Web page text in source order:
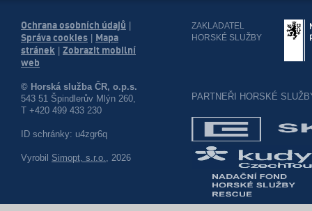
Ochrana osobních údajů
Správa cookies
Mapa
stránek
Zobrazit mobilní
web
© Horská služba ČR, o.p.s.
543 51 Špindlerův Mlýn 260,
T +420 499 433 230
ID schránky: u4zgr6q
Vyrobil Simopt, s.r.o., 2026
ZAKLADATEL
HORSKÉ SLUŽBY
PARTNEŘI HORSKÉ